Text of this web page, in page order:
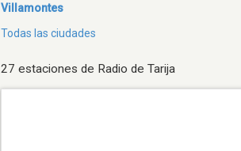
Villamontes
Todas las ciudades
27 estaciones de Radio de Tarija